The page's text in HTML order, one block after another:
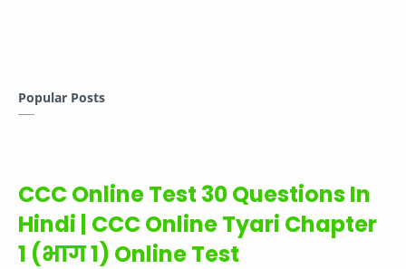
Popular Posts
CCC Online Test 30 Questions In
Hindi | CCC Online Tyari Chapter
1 (भाग 1) Online Test